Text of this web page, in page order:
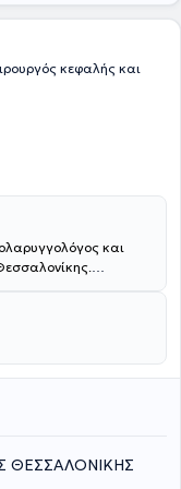
κεφαλής και
και
Γενικού
πολυετή
όλων των ΩΡΛ
μεταπτυχιακών
Διδάκτωρ του
Από το 2023 είναι
θέση εξειδίκευσης
ωτοχειρουργικής.
ΘΕΣΣΑΛΟΝΙΚΗΣ